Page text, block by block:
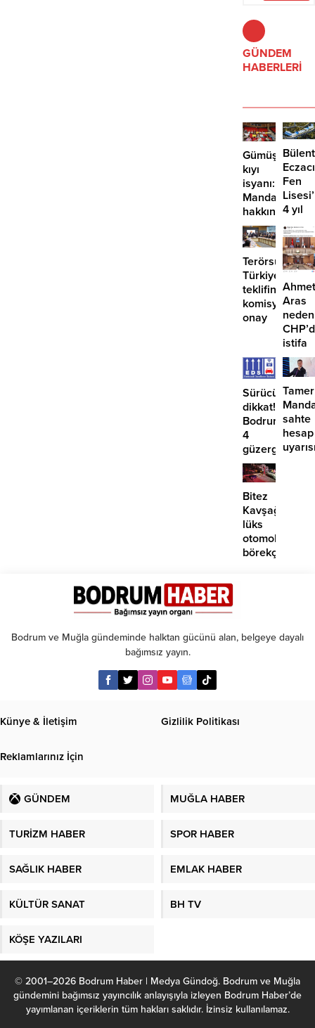
GÜNDEM
HABERLERİ
Gümüşlük’te
kıyı
isyanı:
Mandalinci
hakkında
suç
duyurusu
Bülent
Fen
4 yıl
geçti,
hâlâ
proje
Terörsüz
Türkiye
teklifine
komisyondan
onay
Ahmet
Aras
neden
istifa
Sürücüler
dikkat!
Bodrum’da
4
güzergahta
EDS
başlıyor
Tamer
sahte
hesap
Bitez
Kavşağı’nda
lüks
otomobil
börekçiye
Bodrum ve Muğla gündeminde halktan gücünü alan, belgeye dayalı
bağımsız yayın.
Künye & İletişim Gizlilik Politikası
Reklamlarınız İçin
GÜNDEM MUĞLA HABER
TURİZM HABER SPOR HABER
SAĞLIK HABER EMLAK HABER
KÜLTÜR SANAT BH TV
KÖŞE YAZILARI
© 2001–2026 Bodrum Haber | Medya Gündoğ. Bodrum ve Muğla
gündemini bağımsız yayıncılık anlayışıyla izleyen Bodrum Haber’de
yayımlanan içeriklerin tüm hakları saklıdır. İzinsiz kullanılamaz.